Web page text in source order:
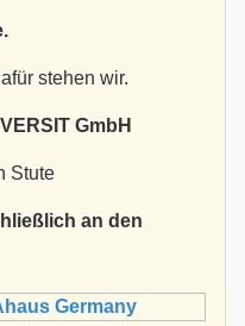
stehen wir.
GmbH
Stute
an den